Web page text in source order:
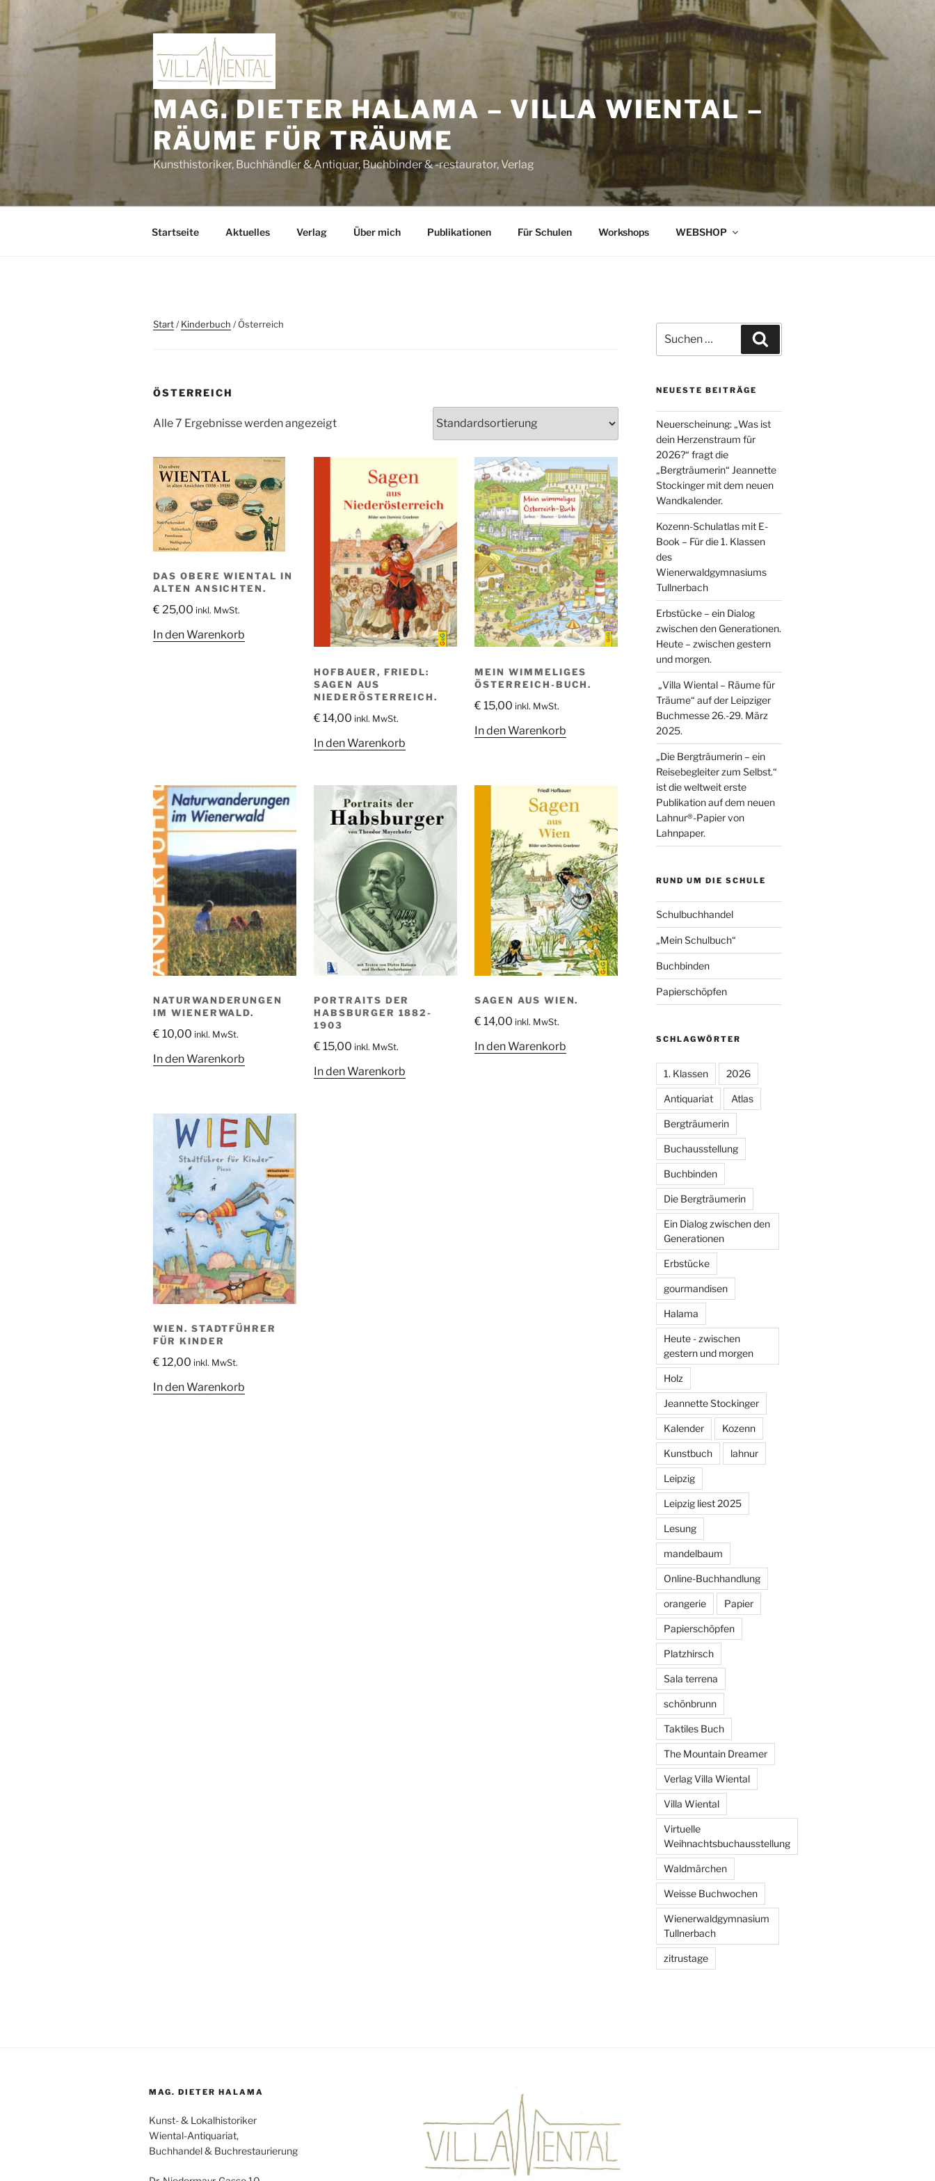
Inhalt
springen
MAG. DIETER HALAMA – VILLA WIENTAL –
RÄUME FÜR TRÄUME
Kunsthistoriker, Buchhändler & Antiquar, Buchbinder & -restaurator, Verlag
Startseite Aktuelles Verlag Über mich Publikationen Für Schulen Workshops WEBSHOP
Start/Kinderbuch / Österreich
ÖSTERREICH
Alle 7 Ergebnisse werden angezeigt
DAS OBERE WIENTAL IN
ALTEN ANSICHTEN.
€ 25,00 inkl. MwSt.
In den Warenkorb
HOFBAUER, FRIEDL:
SAGEN AUS
NIEDERÖSTERREICH.
€ 14,00 inkl. MwSt.
In den Warenkorb
MEIN WIMMELIGES
ÖSTERREICH-BUCH.
€ 15,00 inkl. MwSt.
In den Warenkorb
NATURWANDERUNGEN
IM WIENERWALD.
€ 10,00 inkl. MwSt.
In den Warenkorb
PORTRAITS DER
HABSBURGER 1882-
1903
€ 15,00 inkl. MwSt.
In den Warenkorb
SAGEN AUS WIEN.
€ 14,00 inkl. MwSt.
In den Warenkorb
WIEN. STADTFÜHRER
FÜR KINDER
€ 12,00 inkl. MwSt.
In den Warenkorb
nach:
NEUESTE BEITRÄGE
Neuerscheinung: „Was ist
dein Herzenstraum für
2026?“ fragt die
„Bergträumerin“ Jeannette
Stockinger mit dem neuen
Wandkalender.
Kozenn-Schulatlas mit E-
Book – Für die 1. Klassen
des
Wienerwaldgymnasiums
Tullnerbach
Erbstücke – ein Dialog
zwischen den Generationen.
Heute – zwischen gestern
und morgen.
„Villa Wiental – Räume für
Träume“ auf der Leipziger
Buchmesse 26.-29. März
2025.
„Die Bergträumerin – ein
Reisebegleiter zum Selbst.“
ist die weltweit erste
Publikation auf dem neuen
Lahnur®-Papier von
Lahnpaper.
RUND UM DIE SCHULE
Schulbuchhandel
„Mein Schulbuch“
Buchbinden
Papierschöpfen
SCHLAGWÖRTER
1. Klassen 2026
Antiquariat Atlas
Bergträumerin
Buchausstellung
Buchbinden
Die Bergträumerin
Ein Dialog zwischen den
Generationen
Erbstücke
gourmandisen
Halama
Heute - zwischen
gestern und morgen
Holz
Jeannette Stockinger
Kalender Kozenn
Kunstbuch lahnur
Leipzig
Leipzig liest 2025
Lesung
mandelbaum
Online-Buchhandlung
orangerie Papier
Papierschöpfen
Platzhirsch
Sala terrena
schönbrunn
Taktiles Buch
The Mountain Dreamer
Verlag Villa Wiental
Villa Wiental
Virtuelle
Weihnachtsbuchausstellung
Waldmärchen
Weisse Buchwochen
Wienerwaldgymnasium
Tullnerbach
zitrustage
MAG. DIETER HALAMA
Kunst- & Lokalhistoriker
Wiental-Antiquariat,
Buchhandel & Buchrestaurierung